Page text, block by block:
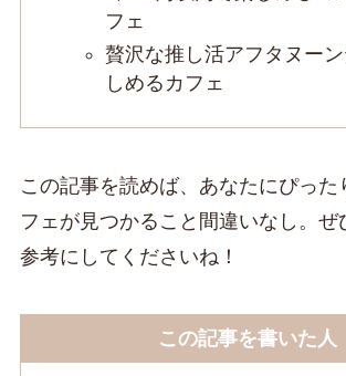
フェ
贅沢な推し活アフタヌー
しめるカフェ
この記事を読めば、あなたにぴった
フェが見つかること間違いなし。ぜ
参考にしてくださいね！
この記事を書いた人